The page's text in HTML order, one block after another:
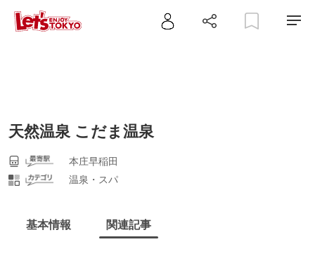
天然温泉 こだま温泉
本庄早稲田
温泉・スパ
基本情報 関連記事